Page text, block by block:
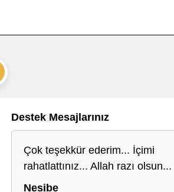
Destek Mesajlarınız
Çok teşekkür ederim... İçimi
rahatlattınız... Allah razı olsun...
Nesibe